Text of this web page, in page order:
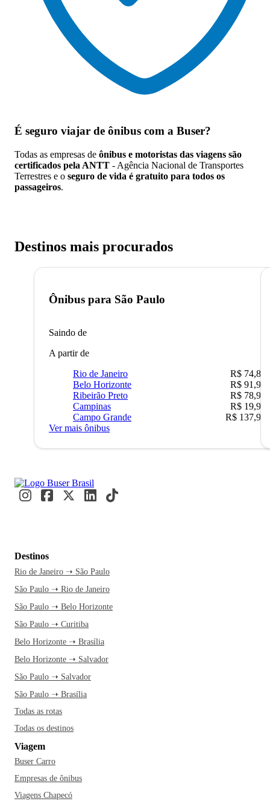
É seguro viajar de ônibus com a Buser?
Todas as empresas de ônibus e motoristas das viagens são
certificados pela ANTT - Agência Nacional de Transportes
Terrestres e o seguro de vida é gratuito para todos os
passageiros.
Destinos mais procurados
Ônibus para São Paulo
Saindo de
A partir de
Rio de Janeiro
R$ 74,80
Belo Horizonte
R$ 91,90
Ribeirão Preto
R$ 78,90
Campinas
R$ 19,90
Campo Grande
R$ 137,90
Ver mais ônibus
Destinos
Rio de Janeiro ➝ São Paulo
São Paulo ➝ Rio de Janeiro
São Paulo ➝ Belo Horizonte
São Paulo ➝ Curitiba
Belo Horizonte ➝ Brasília
Belo Horizonte ➝ Salvador
São Paulo ➝ Salvador
São Paulo ➝ Brasília
Todas as rotas
Todas os destinos
Viagem
Buser Carro
Empresas de ônibus
Viagens Chapecó